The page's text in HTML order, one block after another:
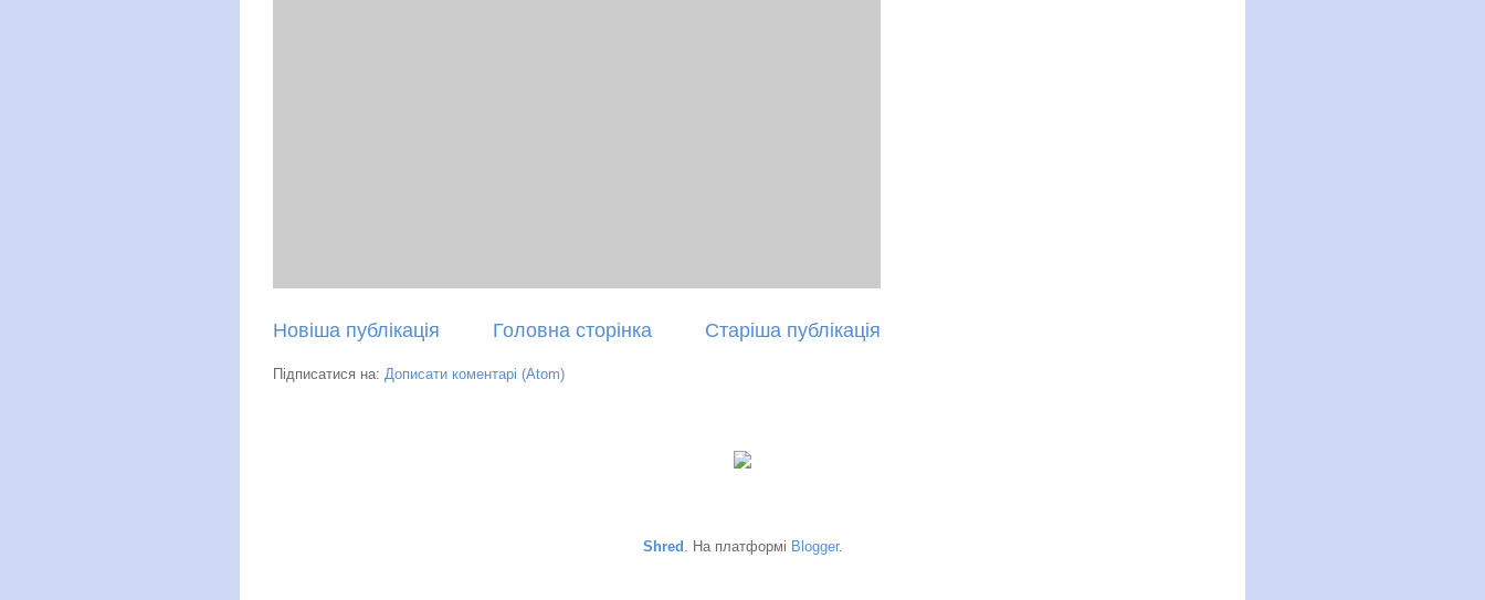
Новіша публікація Старіша публікація
Головна сторінка
Підписатися на: Дописати коментарі (Atom)
Shred . На платформі Blogger.